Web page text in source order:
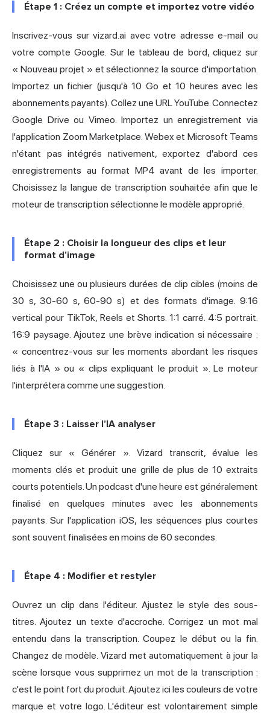
Étape 1 : Créez un compte et importez votre vidéo
Inscrivez-vous sur vizard.ai avec votre adresse e-mail ou
votre compte Google. Sur le tableau de bord, cliquez sur
« Nouveau projet » et sélectionnez la source d'importation.
Importez un fichier (jusqu'à 10 Go et 10 heures avec les
abonnements payants). Collez une URL YouTube. Connectez
Google Drive ou Vimeo. Importez un enregistrement via
l'application Zoom Marketplace. Webex et Microsoft Teams
n'étant pas intégrés nativement, exportez d'abord ces
enregistrements au format MP4 avant de les importer.
Choisissez la langue de transcription souhaitée afin que le
moteur de transcription sélectionne le modèle approprié.
Étape 2 : Choisir la longueur des clips et leur
format d’image
Choisissez une ou plusieurs durées de clip cibles (moins de
30 s, 30-60 s, 60-90 s) et des formats d'image. 9:16
vertical pour TikTok, Reels et Shorts. 1:1 carré. 4:5 portrait.
16:9 paysage. Ajoutez une brève indication si nécessaire :
« concentrez-vous sur les moments abordant les risques
liés à l'IA » ou « clips expliquant le produit ». Le moteur
l'interprétera comme une suggestion.
Étape 3 : Laisser l’IA analyser
Cliquez sur « Générer ». Vizard transcrit, évalue les
moments clés et produit une grille de plus de 10 extraits
courts potentiels. Un podcast d'une heure est généralement
finalisé en quelques minutes avec les abonnements
payants. Sur l'application iOS, les séquences plus courtes
sont souvent finalisées en moins de 60 secondes.
Étape 4 : Modifier et restyler
Ouvrez un clip dans l'éditeur. Ajustez le style des sous-
titres. Ajoutez un texte d'accroche. Corrigez un mot mal
entendu dans la transcription. Coupez le début ou la fin.
Changez de modèle. Vizard met automatiquement à jour la
scène lorsque vous supprimez un mot de la transcription :
c'est le point fort du produit. Ajoutez ici les couleurs de votre
marque et votre logo. L'éditeur est volontairement simple